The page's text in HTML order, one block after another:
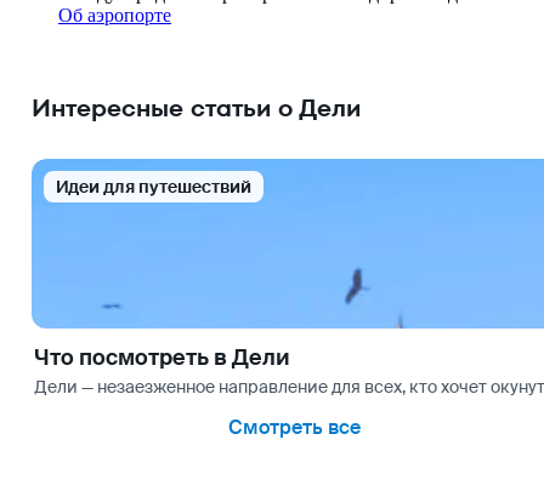
Об аэропорте
Интересные статьи о Дели
Идеи для путешествий
Что посмотреть в Дели
Дели — незаезженное направление для всех, кто хочет
Смотреть все